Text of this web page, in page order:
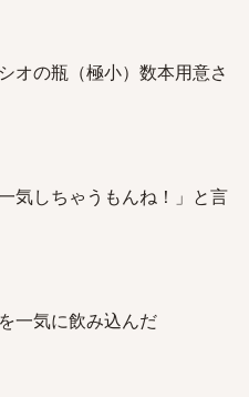
オの瓶（極小）数本用意さ
気しちゃうもんね！」と言
一気に飲み込んだ